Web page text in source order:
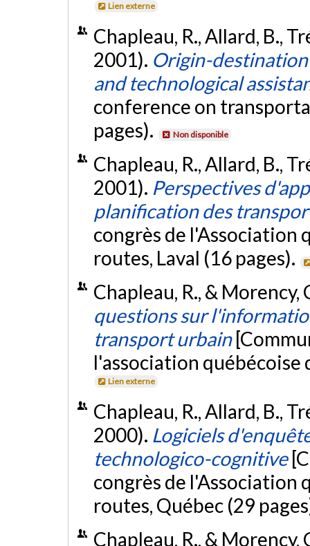
Lien externe
Chapleau, R., Allard, B.,
2001). Origin-
and technological
conference on
pages).
Non disponible
Chapleau, R., Allard, B.,
2001). Perspectives
planification des
congrès de l'Association
routes, Laval (16 pages).
Chapleau, R., &
questions sur
transport urbain
l'association québécoise
Lien externe
Chapleau, R., Allard, B.,
2000). Logiciels
technologico-cognitive
congrès de l'Association
routes, Québec (29
Chapleau, R., &